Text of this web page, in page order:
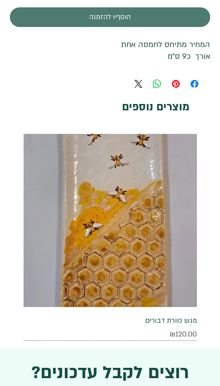
הוסף/י להזמנה
המחיר מתיחס לחמסה אחת
אורך כ9 ס"מ
מוצרים נוספים
מגש כוורת דבורים
מחיר
₪120.00
רוצים לקבל עדכונים?